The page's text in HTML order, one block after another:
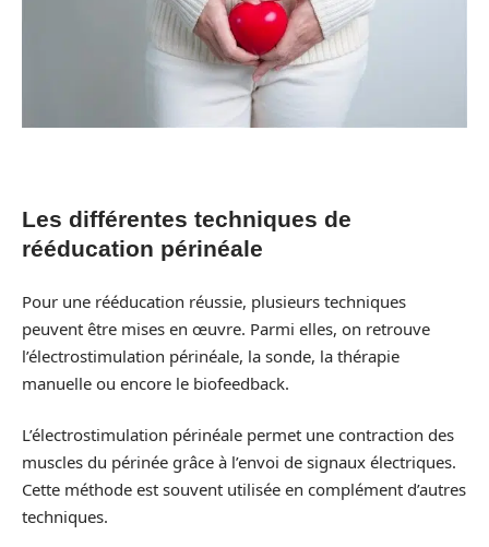
Les différentes techniques de
rééducation périnéale
Pour une rééducation réussie, plusieurs techniques
peuvent être mises en œuvre. Parmi elles, on retrouve
l’électrostimulation périnéale, la sonde, la thérapie
manuelle ou encore le biofeedback.
L’électrostimulation périnéale permet une contraction des
muscles du périnée grâce à l’envoi de signaux électriques.
Cette méthode est souvent utilisée en complément d’autres
techniques.